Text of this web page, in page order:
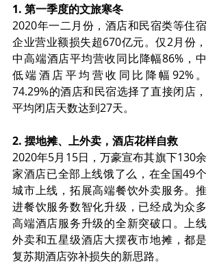
1. 第一季度的文旅寒冬
2020年一二月份，酒店和民宿类等住宿
企业营业额损失超670亿元。仅2月份，
中高端酒店平均营收同比降幅86%，中
低端酒店平均营收同比降幅92%。
74.29%的酒店和民宿选择了直接闭店，
平均闭店天数达到27天。
2. 摆地摊、上外卖，酒店花样自救
2020年5月15日，万豪宣布其旗下130余
家酒店已全部上线饿了么，在全国49个
城市上线，拓展高端餐饮外卖服务。推
进餐饮服务数智化升级，已经成为众多
高端酒店服务升级的全新突破口。上线
外卖和五星级酒店大摆夜市地摊，都是
复苏期酒店弥补损失的新思路。